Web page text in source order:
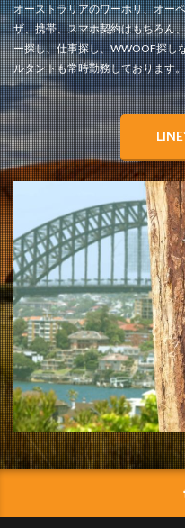
オーストラリアのワーホリ、オー
ザ、携帯、スマホ契約はもちろん
ー探し、仕事探し、WWOOF探し
ルタントも常時勤務しております。